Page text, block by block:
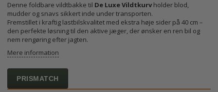
Denne foldbare vildtbakke til De Luxe Vildtkurv holder blod,
mudder og snavs sikkert inde under transporten.
Fremstillet i kraftig lastbilskvalitet med ekstra høje sider på 40 cm –
den perfekte løsning til den aktive jæger, der ønsker en ren bil og
nem rengøring efter jagten.
Mere information
PRISMATCH